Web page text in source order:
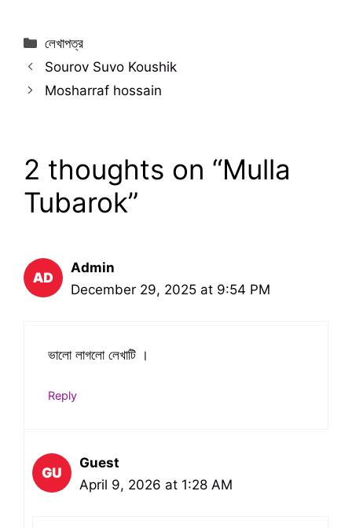
Categories
লেখাপত্র
Sourov Suvo Koushik
Mosharraf hossain
2 thoughts on “Mulla
Tubarok”
Admin
December 29, 2025 at 9:54 PM
ভালো লাগলো লেখাটি ।
Reply
Guest
April 9, 2026 at 1:28 AM